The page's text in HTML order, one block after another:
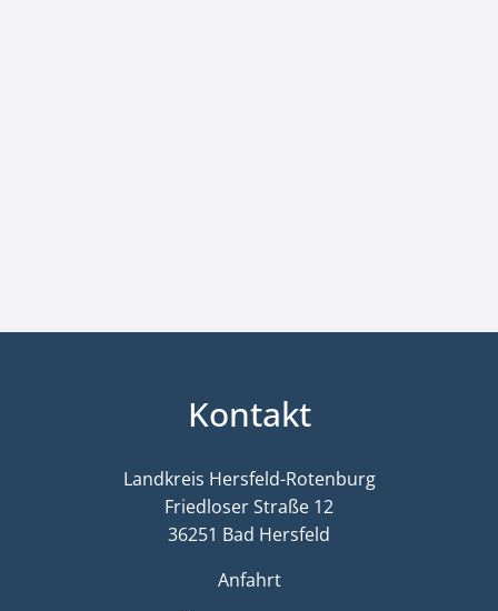
Kontakt
Landkreis Hersfeld-Rotenburg
Friedloser Straße 12
36251 Bad Hersfeld
Anfahrt